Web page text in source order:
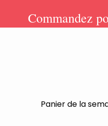
Commandez
Panier de la